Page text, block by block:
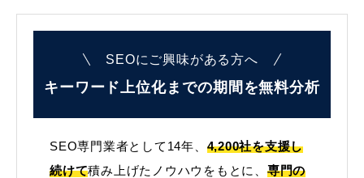
SEOにご興味がある方へ
キーワード上位化までの期間を無料分析
SEO専門業者として14年、 4,200社を支援し
続けて積み上げたノウハウをもとに、 専門の